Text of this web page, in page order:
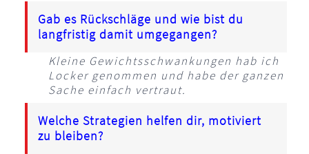
Gab es Rückschläge und wie bist du
langfristig damit umgegangen?
Kleine Gewichtsschwankungen hab ich
Locker genommen und habe der ganzen
Sache einfach vertraut.
Welche Strategien helfen dir, motiviert
zu bleiben?